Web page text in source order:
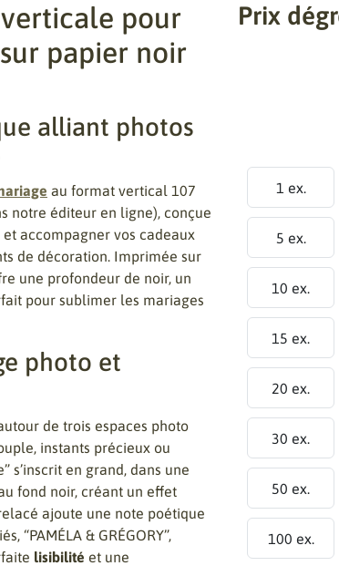
pour
papier noir
alliant photos
au format vertical 107
notre éditeur en ligne), conçue
accompagner vos cadeaux
de décoration. Imprimée sur
une profondeur de noir, un
pour sublimer les mariages
photo et
de trois espaces photo
instants précieux ou
s’inscrit en grand, dans une
fond noir, créant un effet
ajoute une note poétique
“PAMÉLA & GRÉGORY”,
lisibilité et une
Prix
1 ex.
5 ex.
10 ex.
15 ex.
20 ex.
30 ex.
50 ex.
100 ex.